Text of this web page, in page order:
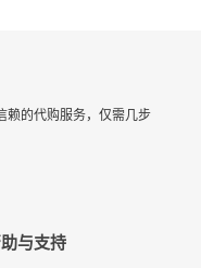
赖的代购服务，仅需几步
与支持